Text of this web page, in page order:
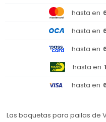
hasta en
hasta en
hasta en
hasta en
hasta en
Las baquetas para pailas de